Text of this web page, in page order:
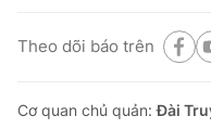
Theo dõi báo trên
Cơ quan chủ quản:Đài